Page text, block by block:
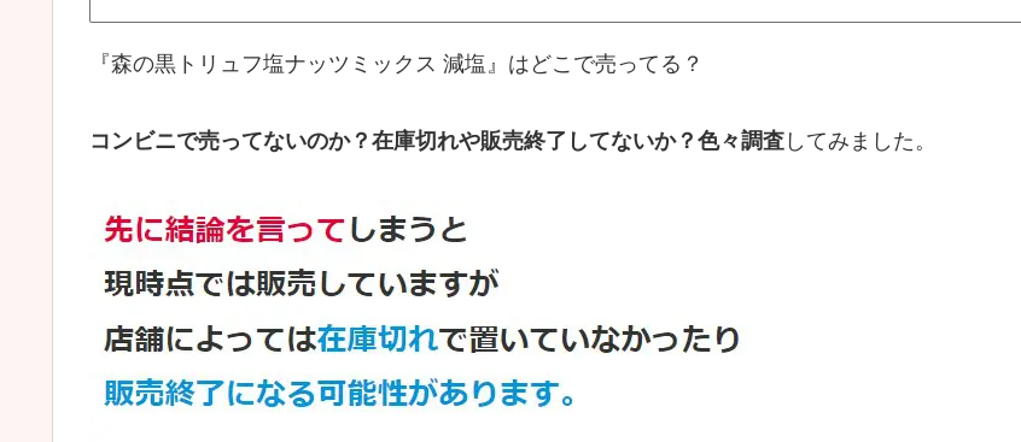
『森の黒トリュフ塩ナッツミックス 減塩 』はどこで売ってる？
コンビニで売ってないのか？在庫切れや販売終了してないか？色々調査 してみました。